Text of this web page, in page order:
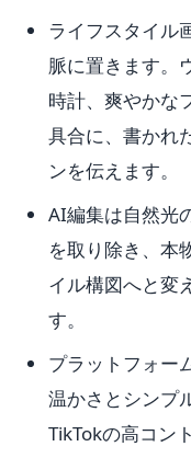
ライフスタイル
脈に置きます。
時計、爽やかな
具合に、書かれ
ンを伝えます。
AI編集は自然光
を取り除き、本
イル構図へと変
す。
プラットフォー
温かさとシンプ
TikTokの高コン